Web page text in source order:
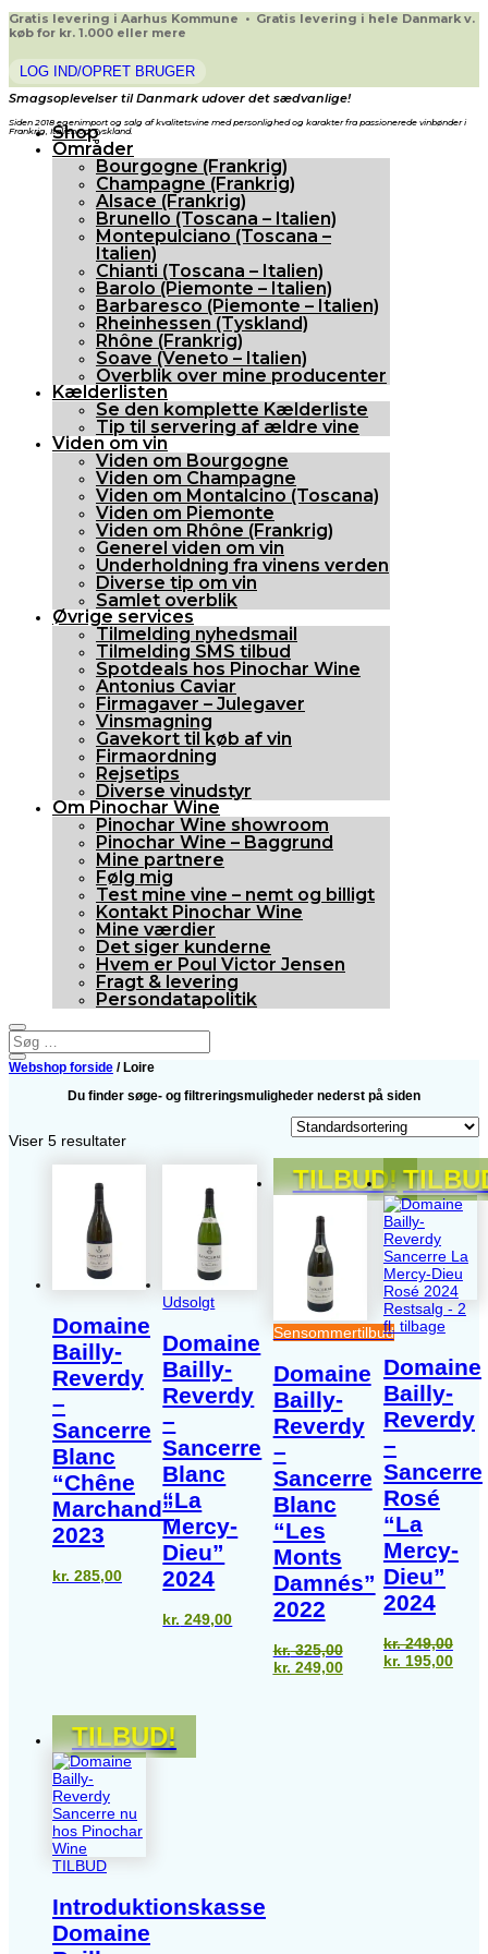
Gratis levering i Aarhus Kommune • Gratis levering i hele Danmark v.
køb for kr. 1.000 eller mere
LOG IND/OPRET BRUGER
Smagsoplevelser til Danmark udover det sædvanlige!
Siden 2018 egenimport og salg af kvalitetsvine med personlighed og karakter fra passionerede vinbønder i
Frankrig, Italien og Tyskland.
Shop
Områder
Bourgogne (Frankrig)
Champagne (Frankrig)
Alsace (Frankrig)
Brunello (Toscana – Italien)
Montepulciano (Toscana –
Italien)
Chianti (Toscana – Italien)
Barolo (Piemonte – Italien)
Barbaresco (Piemonte – Italien)
Rheinhessen (Tyskland)
Rhône (Frankrig)
Soave (Veneto – Italien)
Overblik over mine producenter
Kælderlisten
Se den komplette Kælderliste
Tip til servering af ældre vine
Viden om vin
Viden om Bourgogne
Viden om Champagne
Viden om Montalcino (Toscana)
Viden om Piemonte
Viden om Rhône (Frankrig)
Generel viden om vin
Underholdning fra vinens verden
Diverse tip om vin
Samlet overblik
Øvrige services
Tilmelding nyhedsmail
Tilmelding SMS tilbud
Spotdeals hos Pinochar Wine
Antonius Caviar
Firmagaver – Julegaver
Vinsmagning
Gavekort til køb af vin
Firmaordning
Rejsetips
Diverse vinudstyr
Om Pinochar Wine
Pinochar Wine showroom
Pinochar Wine – Baggrund
Mine partnere
Følg mig
Test mine vine – nemt og billigt
Kontakt Pinochar Wine
Mine værdier
Det siger kunderne
Hvem er Poul Victor Jensen
Fragt & levering
Persondatapolitik
Webshop forside / Loire
Du finder søge- og filtreringsmuligheder nederst på siden
Viser 5 resultater
Domaine
Bailly-
Reverdy
–
Sancerre
Blanc
“Chêne
Marchand”
2023
kr. 285,00
Udsolgt
Domaine
Bailly-
Reverdy
–
Sancerre
Blanc
“La
Mercy-
Dieu”
2024
kr. 249,00
TILBUD!
Sensommertilbud
Domaine
Bailly-
Reverdy
–
Sancerre
Blanc
“Les
Monts
Damnés”
2022
kr.325,00
Den
kr. 249,00Den
Restsalg - 2
fl. tilbage
Domaine
Bailly-
Reverdy
–
Sancerre
Rosé
“La
Mercy-
Dieu”
2024
kr.249,00
Den
kr. 195,00Den
TILBUD!
TILBUD
Introduktionskasse
Domaine